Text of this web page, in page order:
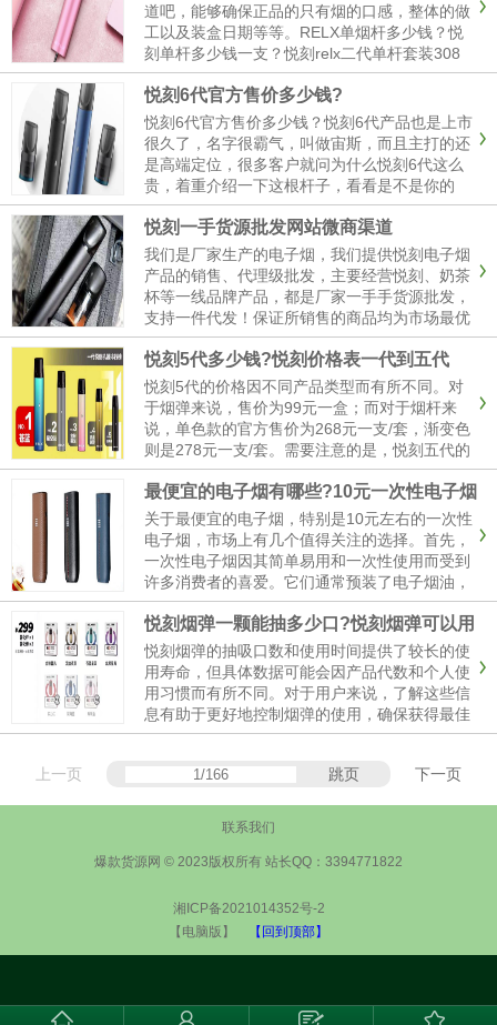
道吧，能够确保正品的只有烟的口感，整体的做
工以及装盒日期等等。RELX单烟杆多少钱？悦
刻单杆多少钱一支？悦刻relx二代单杆套装308
一套。悦刻relx三代单杆套装308一套。悦刻relx
四代无限纯色单杆套装268一套，渐变色单杆套
装2......
悦刻6代官方售价多少钱?
悦刻6代官方售价多少钱？悦刻6代产品也是上市
很久了，名字很霸气，叫做宙斯，而且主打的还
是高端定位，很多客户就问为什么悦刻6代这么
贵，着重介绍一下这根杆子，看看是不是你的
菜。悦刻6代宙斯的市场售价估计为700元人民
币，而烟弹的价格估计为158元一盒三个。这个
价格定位使悦刻6代宙斯......
悦刻一手货源批发网站微商渠道
我们是厂家生产的电子烟，我们提供悦刻电子烟
产品的销售、代理级批发，主要经营悦刻、奶茶
杯等一线品牌产品，都是厂家一手手货源批发，
支持一件代发！保证所销售的商品均为市场最优
版，保证一切质量！给各大顾客更惊喜的价格、
更优惠的活动！悦刻电子烟的一手货源批发网站
和微商渠道有几种选择。爆款......
悦刻5代多少钱?悦刻价格表一代到五代
悦刻5代的价格因不同产品类型而有所不同。对
于烟弹来说，售价为99元一盒；而对于烟杆来
说，单色款的官方售价为268元一支/套，渐变色
则是278元一支/套。需要注意的是，悦刻五代的
售价与悦刻四代无限及悦刻五代幻影相同，都是
268元，悦刻电子烟从一代到五代的售价和特点
如下。悦刻一代-......
最便宜的电子烟有哪些?10元一次性电子烟
关于最便宜的电子烟，特别是10元左右的一次性
电子烟，市场上有几个值得关注的选择。首先，
一次性电子烟因其简单易用和一次性使用而受到
许多消费者的喜爱。它们通常预装了电子烟油，
不需要充电或更换部件，使用完后即可丢弃。一
次电子烟即小烟因其口感的显著提升、便携性和
易用性而迅速走红。这些小......
悦刻烟弹一颗能抽多少口?悦刻烟弹可以用
多长时间?
悦刻烟弹的抽吸口数和使用时间提供了较长的使
用寿命，但具体数据可能会因产品代数和个人使
用习惯而有所不同。对于用户来说，了解这些信
息有助于更好地控制烟弹的使用，确保获得最佳
的使用体验。悦刻一个烟弹是500-600口。你这
的使用时间和抽吸口数......
上一页 跳页 下一页
联系我们
爆款货源网 © 2023版权所有 站长QQ：3394771822
湘ICP备2021014352号-2
【电脑版】
【回到顶部】